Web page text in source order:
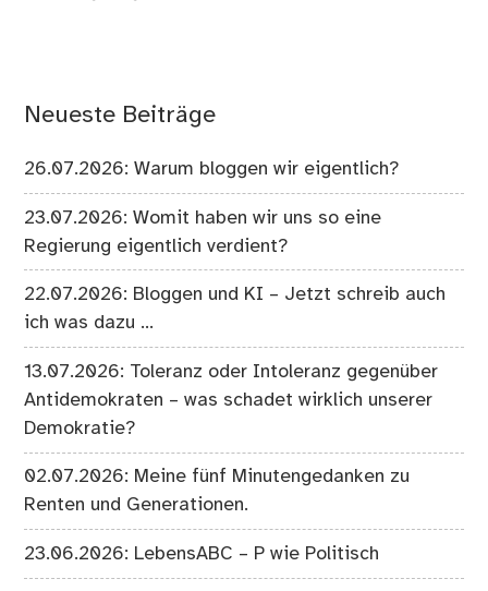
Neueste Beiträge
26.07.2026: Warum bloggen wir eigentlich?
23.07.2026: Womit haben wir uns so eine
Regierung eigentlich verdient?
22.07.2026: Bloggen und KI – Jetzt schreib auch
ich was dazu …
13.07.2026: Toleranz oder Intoleranz gegenüber
Antidemokraten – was schadet wirklich unserer
Demokratie?
02.07.2026: Meine fünf Minutengedanken zu
Renten und Generationen.
23.06.2026: LebensABC – P wie Politisch